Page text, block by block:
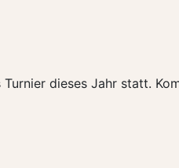
dieses Jahr statt.